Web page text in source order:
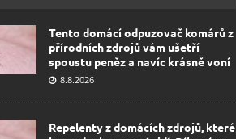
Tento domácí odpuzovač komárů z
přírodních zdrojů vám ušetří
spoustu peněz a navíc krásně voní
8.8.2026
Repelenty z domácích zdrojů, které